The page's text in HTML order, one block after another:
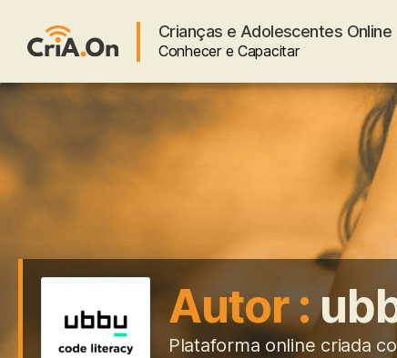
Crianças e Adolescentes Online
Conhecer e Capacitar
Autor :
Plataforma online criada